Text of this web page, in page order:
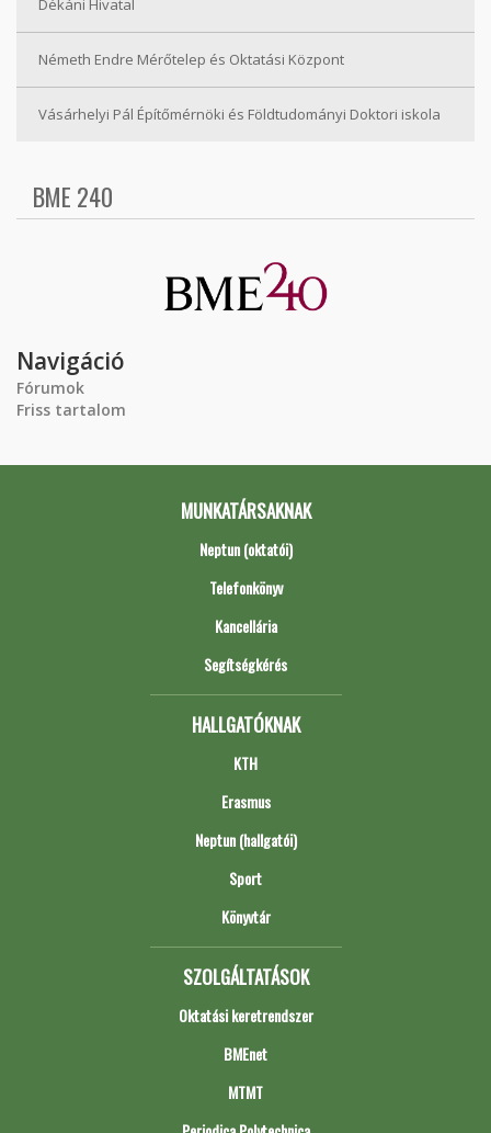
Dékáni Hivatal
Németh Endre Mérőtelep és Oktatási Központ
Vásárhelyi Pál Építőmérnöki és Földtudományi Doktori iskola
BME 240
Navigáció
Fórumok
Friss tartalom
MUNKATÁRSAKNAK
Neptun (oktatói)
Telefonkönyv
Kancellária
Segítségkérés
HALLGATÓKNAK
KTH
Erasmus
Neptun (hallgatói)
Sport
Könyvtár
SZOLGÁLTATÁSOK
Oktatási keretrendszer
BMEnet
MTMT